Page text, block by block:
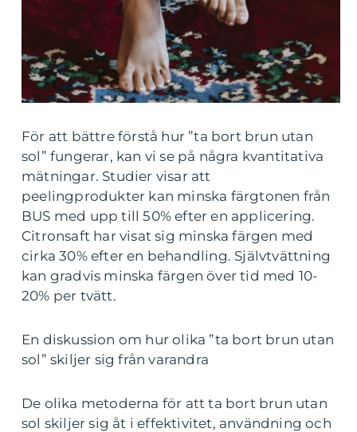
För att bättre förstå hur ”ta bort brun utan
sol” fungerar, kan vi se på några kvantitativa
mätningar. Studier visar att
peelingprodukter kan minska färgtonen från
BUS med upp till 50% efter en applicering.
Citronsaft har visat sig minska färgen med
cirka 30% efter en behandling. Självtvättning
kan gradvis minska färgen över tid med 10-
20% per tvätt.
En diskussion om hur olika ”ta bort brun utan
sol” skiljer sig från varandra
De olika metoderna för att ta bort brun utan
sol skiljer sig åt i effektivitet, användning och